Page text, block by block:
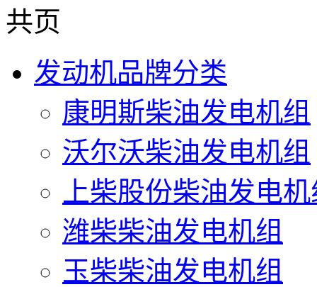
共页
发动机品牌分类
康明斯柴油发电机组
沃尔沃柴油发电机组
上柴股份柴油发电
潍柴柴油发电机组
玉柴柴油发电机组